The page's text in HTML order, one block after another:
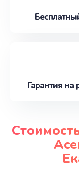
Гарантия на